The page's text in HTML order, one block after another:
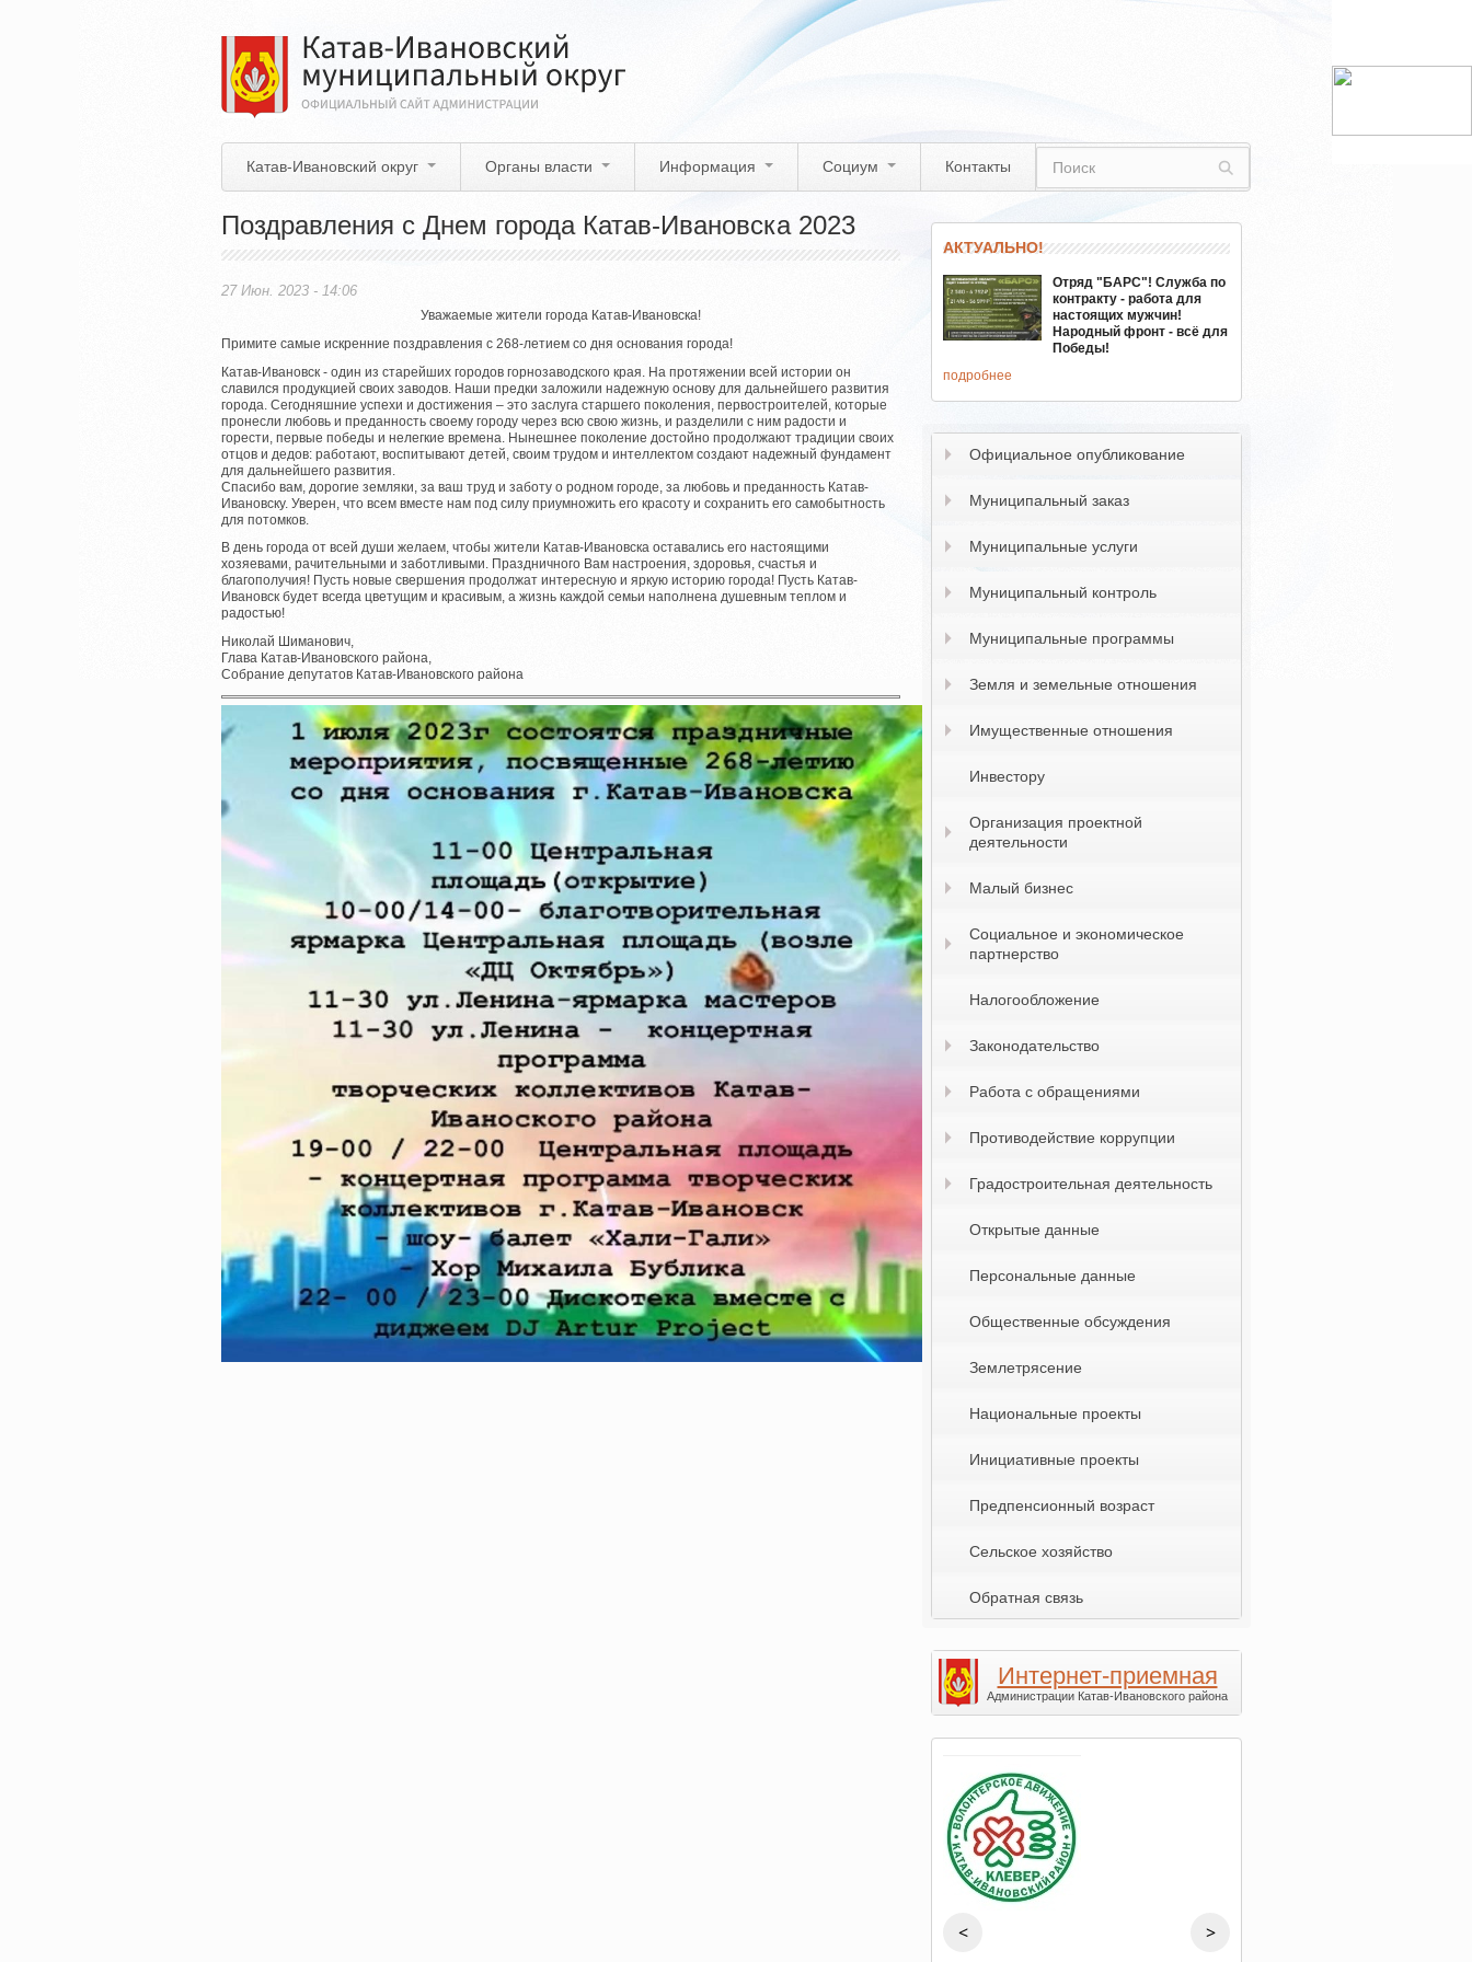
Катав-Ивановский округ Органы власти Информация Социум Контакты
Поздравления с Днем города Катав-Ивановска 2023
27 Июн. 2023 - 14:06
Уважаемые жители города Катав-Ивановска!
Примите самые искренние поздравления с 268-летием со дня основания города!
Катав-Ивановск - один из старейших городов горнозаводского края. На протяжении всей истории он
славился продукцией своих заводов. Наши предки заложили надежную основу для дальнейшего развития
города. Сегодняшние успехи и достижения – это заслуга старшего поколения, первостроителей, которые
пронесли любовь и преданность своему городу через всю свою жизнь, и разделили с ним радости и
горести, первые победы и нелегкие времена. Нынешнее поколение достойно продолжают традиции своих
отцов и дедов: работают, воспитывают детей, своим трудом и интеллектом создают надежный фундамент
для дальнейшего развития.
Спасибо вам, дорогие земляки, за ваш труд и заботу о родном городе, за любовь и преданность Катав-
Ивановску. Уверен, что всем вместе нам под силу приумножить его красоту и сохранить его самобытность
для потомков.
В день города от всей души желаем, чтобы жители Катав-Ивановска оставались его настоящими
хозяевами, рачительными и заботливыми. Праздничного Вам настроения, здоровья, счастья и
благополучия! Пусть новые свершения продолжат интересную и яркую историю города! Пусть Катав-
Ивановск будет всегда цветущим и красивым, а жизнь каждой семьи наполнена душевным теплом и
радостью!
Николай Шиманович,
Глава Катав-Ивановского района,
Собрание депутатов Катав-Ивановского района
АКТУАЛЬНО!
Отряд "БАРС"! Служба по
контракту - работа для
настоящих мужчин!
Народный фронт - всё для
Победы!
подробнее
Официальное опубликование
Муниципальный заказ
Муниципальные услуги
Муниципальный контроль
Муниципальные программы
Земля и земельные отношения
Имущественные отношения
Инвестору
Организация проектной
деятельности
Малый бизнес
Социальное и экономическое
партнерство
Налогообложение
Законодательство
Работа с обращениями
Противодействие коррупции
Градостроительная деятельность
Открытые данные
Персональные данные
Общественные обсуждения
Землетрясение
Национальные проекты
Инициативные проекты
Предпенсионный возраст
Сельское хозяйство
Обратная связь
Интернет-приемная
Администрации Катав-Ивановского района
< >